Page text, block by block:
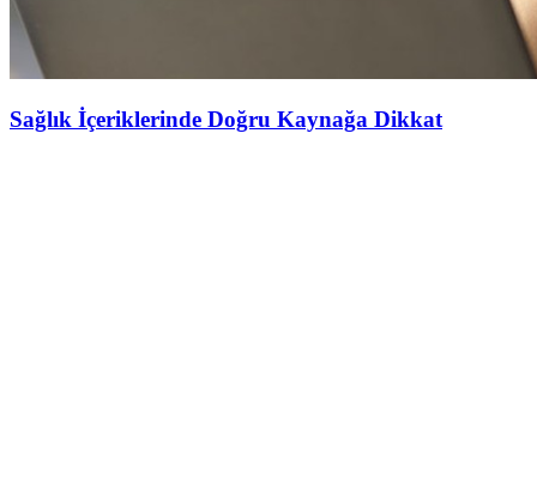
Sağlık İçeriklerinde Doğru Kaynağa Dikkat